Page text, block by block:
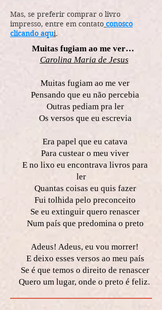
Mas, se preferir comprar o livro
impresso, entre em contato conosco
clicando aqui.
Muitas fugiam ao me ver…
Carolina Maria de Jesus
Muitas fugiam ao me ver
Pensando que eu não percebia
Outras pediam pra ler
Os versos que eu escrevia
Era papel que eu catava
Para custear o meu viver
E no lixo eu encontrava livros para
ler
Quantas coisas eu quis fazer
Fui tolhida pelo preconceito
Se eu extinguir quero renascer
Num país que predomina o preto
Adeus! Adeus, eu vou morrer!
E deixo esses versos ao meu país
Se é que temos o direito de renascer
Quero um lugar, onde o preto é feliz.